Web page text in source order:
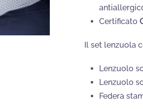
Certificato
Il set lenzuola
Lenzuolo
Lenzuolo
Federa